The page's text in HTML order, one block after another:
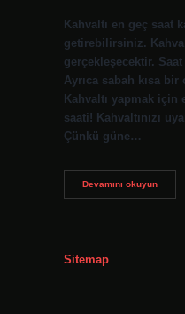
Kahvaltı en geç saat
getirebilirsiniz.
gerçekleşecektir. Saat
Ayrıca sabah kısa
Kahvaltı yapmak için
saati! Kahvaltınızı
Çünkü güne…
Devamını okuyunDiyette
Sitemap